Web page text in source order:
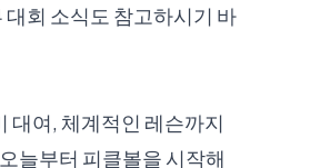
대회 소식도 참고하시기 바
대여, 체계적인 레슨까지
늘부터 피클볼을 시작해